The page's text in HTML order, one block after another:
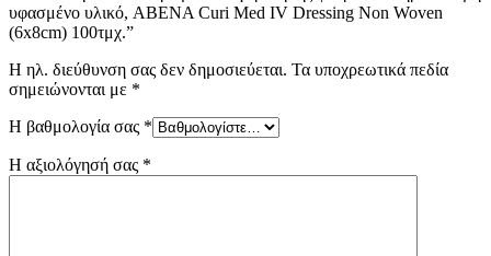
υφασμένο υλικό, ABENA Curi Med IV Dressing Non Woven
(6x8cm) 100τμχ.”
Η ηλ. διεύθυνση σας δεν δημοσιεύεται. Τα υποχρεωτικά πεδία
σημειώνονται με *
Η βαθμολογία σας *
Η αξιολόγησή σας *